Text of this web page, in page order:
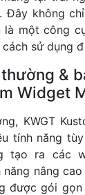
Đây không
là một công
sử dụng
&
Widget
KWGT
tính năng
tạo ra các
năng nâng
được gói